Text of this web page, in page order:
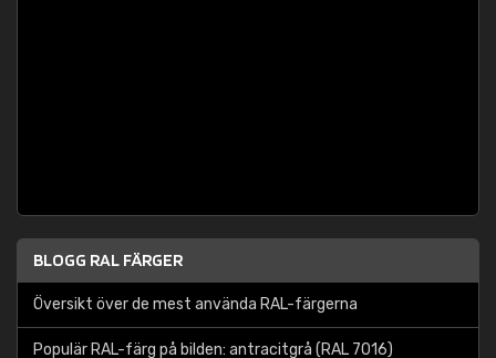
BLOGG RAL FÄRGER
Översikt över de mest använda RAL-färgerna
Populär RAL-färg på bilden: antracitgrå (RAL 7016)